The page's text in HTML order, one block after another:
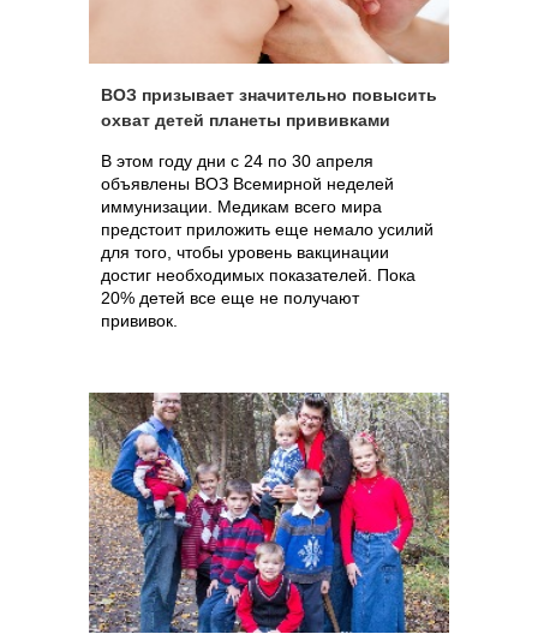
ВОЗ призывает значительно повысить
охват детей планеты прививками
В этом году дни с 24 по 30 апреля
объявлены ВОЗ Всемирной неделей
иммунизации. Медикам всего мира
предстоит приложить еще немало усилий
для того, чтобы уровень вакцинации
достиг необходимых показателей. Пока
20% детей все еще не получают
прививок.